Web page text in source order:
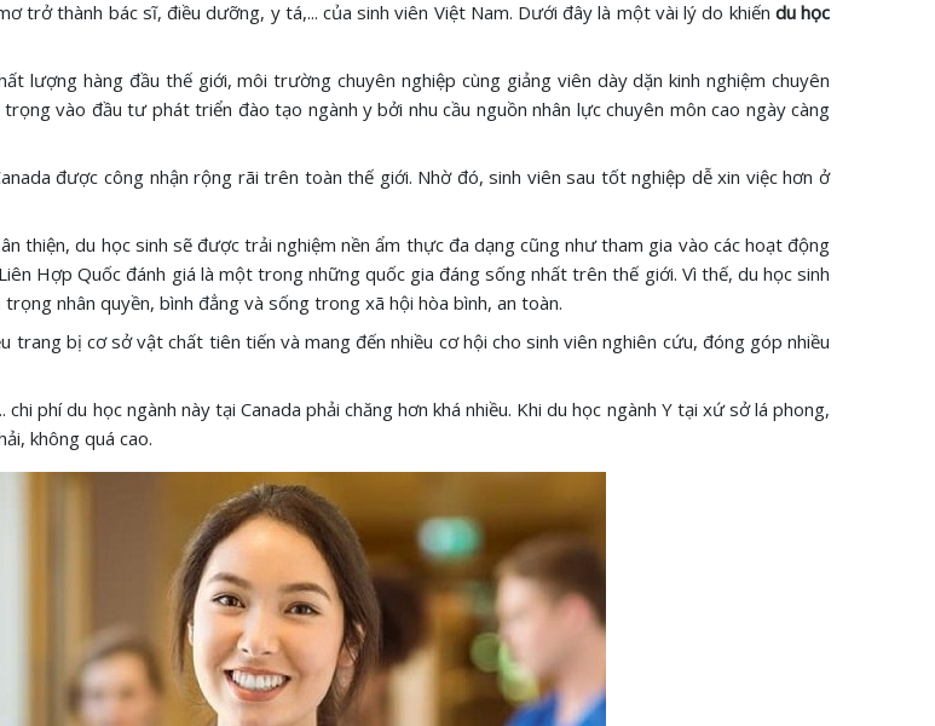
trở thành bác sĩ, điều dưỡng, y tá,... của sinh viên Việt Nam. Dưới đây là một vài lý do khiến du học
lượng hàng đầu thế giới, môi trường chuyên nghiệp cùng giảng viên dày dặn kinh nghiệm chuyên
vào đầu tư phát triển đào tạo ngành y bởi nhu cầu nguồn nhân lực chuyên môn cao ngày càng
được công nhận rộng rãi trên toàn thế giới. Nhờ đó, sinh viên sau tốt nghiệp dễ xin việc hơn ở
thiện, du học sinh sẽ được trải nghiệm nền ẩm thực đa dạng cũng như tham gia vào các hoạt động
Hợp Quốc đánh giá là một trong những quốc gia đáng sống nhất trên thế giới. Vì thế, du học sinh
nhân quyền, bình đẳng và sống trong xã hội hòa bình, an toàn.
trang bị cơ sở vật chất tiên tiến và mang đến nhiều cơ hội cho sinh viên nghiên cứu, đóng góp nhiều
phí du học ngành này tại Canada phải chăng hơn khá nhiều. Khi du học ngành Y tại xứ sở lá phong,
không quá cao.